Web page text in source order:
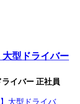
大型ドライバー
イバー 正社員